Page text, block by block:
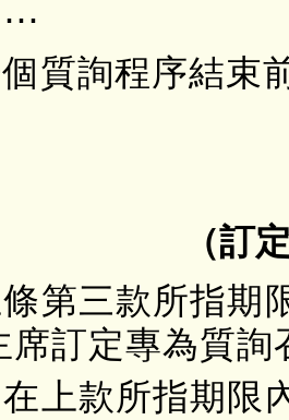
質詢程序結束
（訂
第三款所指期
席訂定專為質
上款所指期限